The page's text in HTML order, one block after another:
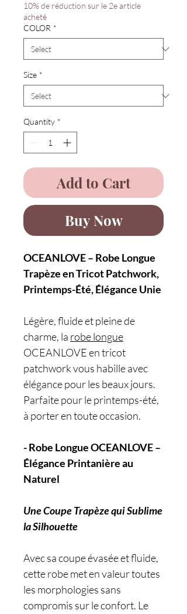
10% de réduction sur le 2e article
acheté
COLOR *
Size *
Quantity *
Add to Cart
Buy Now
OCEANLOVE – Robe Longue
Trapèze en Tricot Patchwork,
Printemps-Été, Élégance Unie
Légère, fluide et pleine de
charme, la robe longue
OCEANLOVE en tricot
patchwork vous habille avec
élégance pour les beaux jours.
Parfaite pour le printemps-été,
à porter en toute occasion.
- Robe Longue OCEANLOVE –
Élégance Printanière au
Naturel
Une Coupe Trapèze qui Sublime
la Silhouette
Avec sa coupe évasée et fluide,
cette robe met en valeur toutes
les morphologies sans
compromis sur le confort. Le